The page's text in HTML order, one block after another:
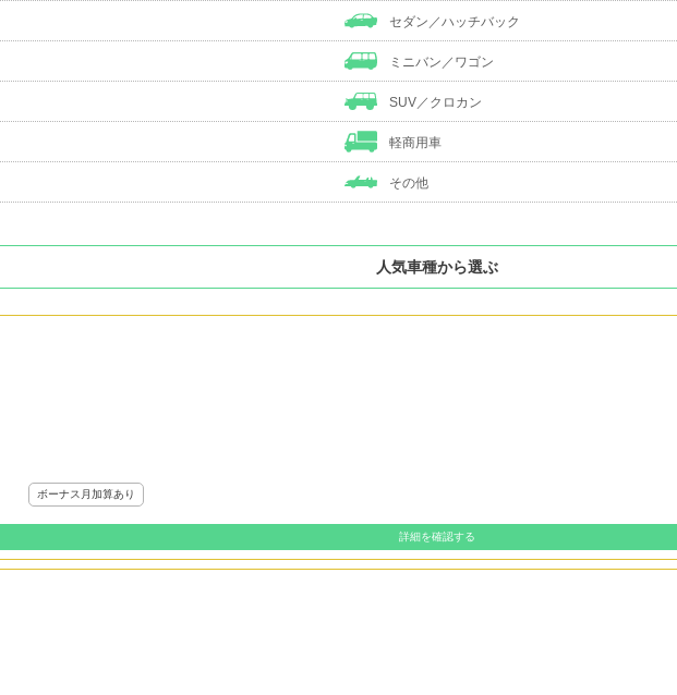
セダン／ハッチバック
ミニバン／ワゴン
SUV／クロカン
軽商用車
その他
人気車種から選ぶ
ボーナス月加算あり
詳細を確認する